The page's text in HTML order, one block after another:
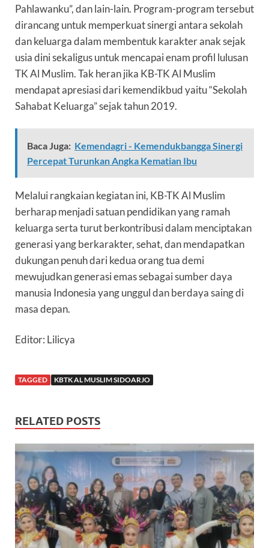
Pahlawanku”, dan lain-lain. Program-program tersebut
dirancang untuk memperkuat sinergi antara sekolah
dan keluarga dalam membentuk karakter anak sejak
usia dini sekaligus untuk mencapai enam profil lulusan
TK Al Muslim. Tak heran jika KB-TK Al Muslim
mendapat apresiasi dari kemendikbud yaitu “Sekolah
Sahabat Keluarga” sejak tahun 2019.
Baca Juga: Kemendagri - Kemendukbangga Sinergi
Percepat Turunkan Angka Kematian Ibu
Melalui rangkaian kegiatan ini, KB-TK Al Muslim
berharap menjadi satuan pendidikan yang ramah
keluarga serta turut berkontribusi dalam menciptakan
generasi yang berkarakter, sehat, dan mendapatkan
dukungan penuh dari kedua orang tua demi
mewujudkan generasi emas sebagai sumber daya
manusia Indonesia yang unggul dan berdaya saing di
masa depan.
Editor: Lilicya
TAGGED KBTK AL MUSLIM SIDOARJO
RELATED POSTS